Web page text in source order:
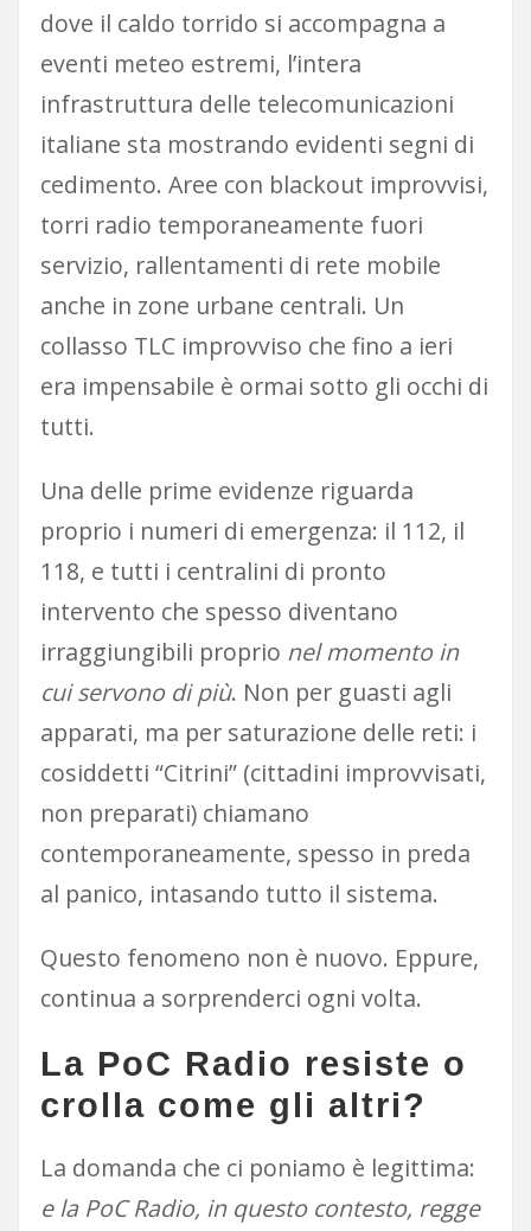
dove il caldo torrido si accompagna a
eventi meteo estremi, l’intera
infrastruttura delle telecomunicazioni
italiane sta mostrando evidenti segni di
cedimento. Aree con blackout improvvisi,
torri radio temporaneamente fuori
servizio, rallentamenti di rete mobile
anche in zone urbane centrali. Un
collasso TLC improvviso che fino a ieri
era impensabile è ormai sotto gli occhi di
tutti.
Una delle prime evidenze riguarda
proprio i numeri di emergenza: il 112, il
118, e tutti i centralini di pronto
intervento che spesso diventano
irraggiungibili proprio nel momento in
cui servono di più. Non per guasti agli
apparati, ma per saturazione delle reti: i
cosiddetti “Citrini” (cittadini improvvisati,
non preparati) chiamano
contemporaneamente, spesso in preda
al panico, intasando tutto il sistema.
Questo fenomeno non è nuovo. Eppure,
continua a sorprenderci ogni volta.
La PoC Radio resiste o
crolla come gli altri?
La domanda che ci poniamo è legittima:
e la PoC Radio, in questo contesto, regge